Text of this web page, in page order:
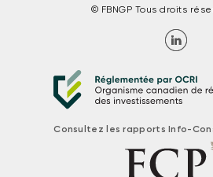
© FBNGP Tous droits
Consultez les rapports Info-